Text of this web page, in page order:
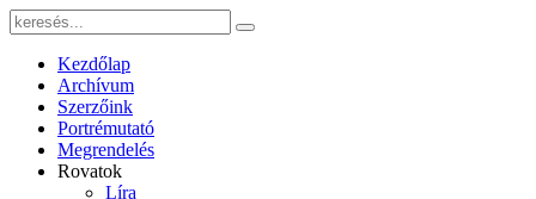
Kezdőlap
Archívum
Szerzőink
Portrémutató
Megrendelés
Rovatok
Líra